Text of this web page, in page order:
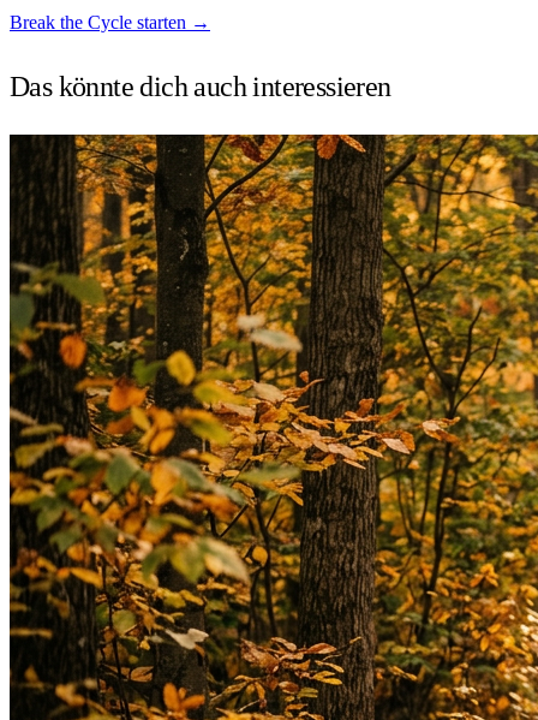
Break the Cycle starten →
Das könnte dich auchinteressieren